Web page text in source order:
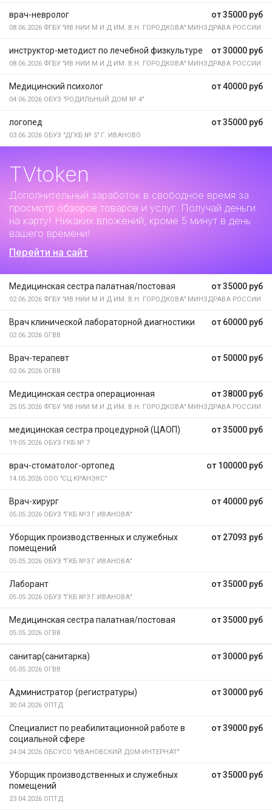
от 35000 руб
врач-невролог
08.06.2026 ФГБУ "ИВ НИИ М И Д ИМ. В.Н. ГОРОДКОВА" МИНЗДРАВА РОССИИ
от 30000 руб
инструктор-методист по лечебной физкультуре
08.06.2026 ФГБУ "ИВ НИИ М И Д ИМ. В.Н. ГОРОДКОВА" МИНЗДРАВА РОССИИ
от 40000 руб
Медицинский психолог
04.06.2026 ОБУЗ "РОДИЛЬНЫЙ ДОМ № 4"
от 35000 руб
логопед
03.06.2026 ОБУЗ "ДГКБ № 5" Г. ИВАНОВО
TVtoken
Дополнительный заработок в свободное время за
просмотр обзоров товаров и услуг. Получай деньги
на карту! Никаких вложений, кроме 5 минут в день
вашего времени!
Перейти на сайт
от 35000 руб
Медицинская сестра палатная/постовая
02.06.2026 ФГБУ "ИВ НИИ М И Д ИМ. В.Н. ГОРОДКОВА" МИНЗДРАВА РОССИИ
от 60000 руб
Врач клинической лабораторной диагностики
02.06.2026 ОГВВ
от 50000 руб
Врач-терапевт
02.06.2026 ОГВВ
от 38000 руб
Медицинская сестра операционная
25.05.2026 ФГБУ "ИВ НИИ М И Д ИМ. В.Н. ГОРОДКОВА" МИНЗДРАВА РОССИИ
от 35000 руб
медицинская сестра процедурной (ЦАОП)
19.05.2026 ОБУЗ ГКБ № 7
от 100000 руб
врач-стоматолог-ортопед
14.05.2026 ООО "СЦ КРАНЭКС"
от 40000 руб
Врач-хирург
05.05.2026 ОБУЗ "ГКБ №3 Г.ИВАНОВА"
от 27093 руб
Уборщик производственных и служебных
помещений
05.05.2026 ОБУЗ "ГКБ №3 Г.ИВАНОВА"
от 35000 руб
Лаборант
05.05.2026 ОБУЗ "ГКБ №3 Г.ИВАНОВА"
от 35000 руб
Медицинская сестра палатная/постовая
05.05.2026 ОГВВ
от 30000 руб
санитар(санитарка)
05.05.2026 ОГВВ
от 30000 руб
Администратор (регистратуры)
30.04.2026 ОПТД
от 39000 руб
Специалист по реабилитационной работе в
социальной сфере
24.04.2026 ОБСУСО "ИВАНОВСКИЙ ДОМ-ИНТЕРНАТ"
от 35000 руб
Уборщик производственных и служебных
помещений
23.04.2026 ОПТД